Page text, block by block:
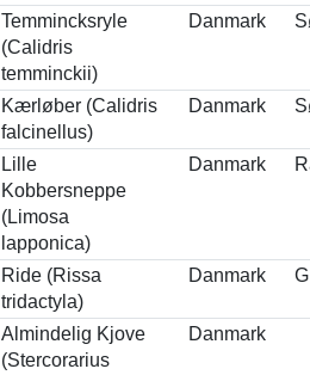
Temmincksryle
(Calidris
temminckii)
Danmark
Kærløber (Calidris
falcinellus)
Danmark
Lille
Kobbersneppe
(Limosa
lapponica)
Danmark
Ride (Rissa
tridactyla)
Danmark
Almindelig Kjove
(Stercorarius
Danmark